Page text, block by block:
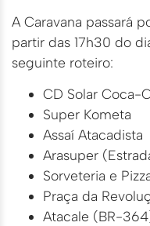
A Caravana passará
partir das 17h30 do
seguinte roteiro:
CD Solar Coca-
Super Kometa
Assaí Atacadista
Arasuper
Sorveteria e
Praça da
Atacale (BR-